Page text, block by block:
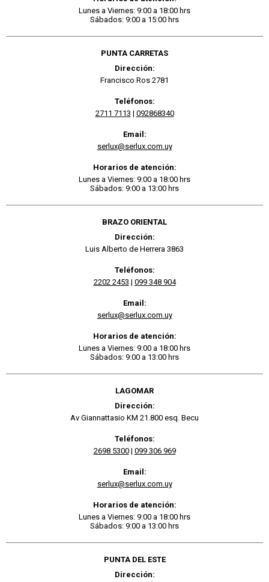
Lunes a Viernes: 9:00 a 18:00 hrs
Sábados: 9:00 a 15:00 hrs
PUNTA CARRETAS
Dirección:
Francisco Ros 2781
Teléfonos:
2711 7113 | 092868340
Email:
serlux@serlux.com.uy
Horarios de atención:
Lunes a Viernes: 9:00 a 18:00 hrs
Sábados: 9:00 a 13:00 hrs
BRAZO ORIENTAL
Dirección:
Luis Alberto de Herrera 3863
Teléfonos:
2202 2453 | 099 348 904
Email:
serlux@serlux.com.uy
Horarios de atención:
Lunes a Viernes: 9:00 a 18:00 hrs
Sábados: 9:00 a 13:00 hrs
LAGOMAR
Dirección:
Av Giannattasio KM 21.800 esq. Becu
Teléfonos:
2698 5300| 099 306 969
Email:
serlux@serlux.com.uy
Horarios de atención:
Lunes a Viernes: 9:00 a 18:00 hrs
Sábados: 9:00 a 13:00 hrs
PUNTA DEL ESTE
Dirección: